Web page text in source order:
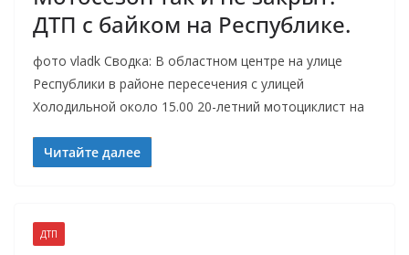
ДТП с байком на Республике.
фото vladk Сводка: В областном центре на улице
Республики в районе пересечения с улицей
Холодильной около 15.00 20-летний мотоциклист на
Читайте далее
ДТП